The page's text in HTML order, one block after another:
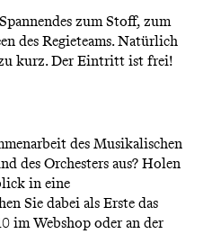
zum Stoff, zum
des Regieteams. Natürlich
kurz. Der Eintritt ist frei!
des Musikalischen
des Orchesters aus? Holen
in eine
Sie dabei als Erste das
im Webshop oder an der